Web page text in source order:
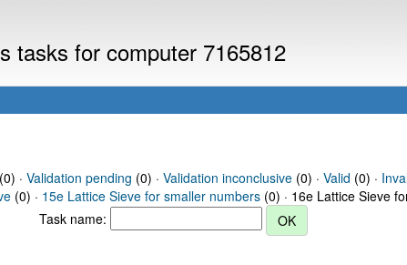
tasks for computer 7165812
· Validation pending (0) · Validation inconclusive(0) · Valid (0) ·
(0) · 15e Lattice Sieve for smaller numbers (0) · 16e Lattice Sieve
Task name: